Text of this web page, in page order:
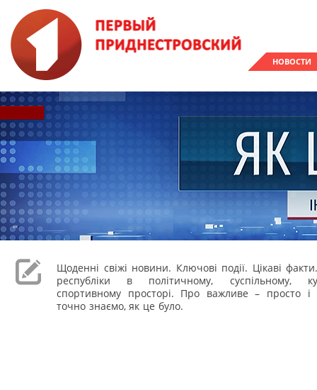
НОВОСТИ
Щоденні свіжі новини. Ключові події. Цікаві
республіки в політичному, суспільному,
спортивному просторі. Про важливе – просто і
точно знаємо, як це було.